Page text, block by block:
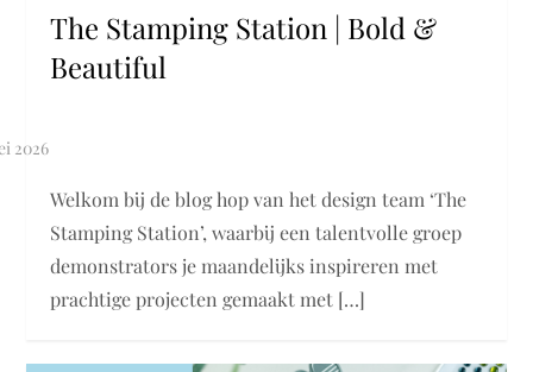
The Stamping Station | Bold &
Beautiful
Welkom bij de blog hop van het design team ‘The
Stamping Station’, waarbij een talentvolle groep
demonstrators je maandelijks inspireren met
prachtige projecten gemaakt met […]